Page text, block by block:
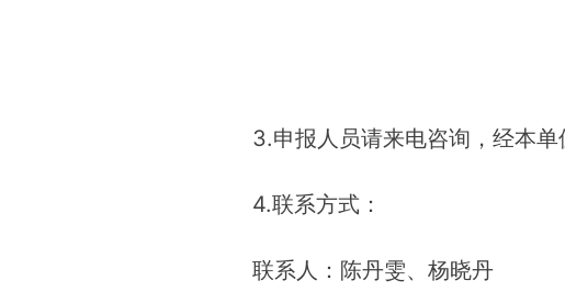
3.申报人员请来电咨询，经本
4.联系方式：
联系人：陈丹雯、杨晓丹